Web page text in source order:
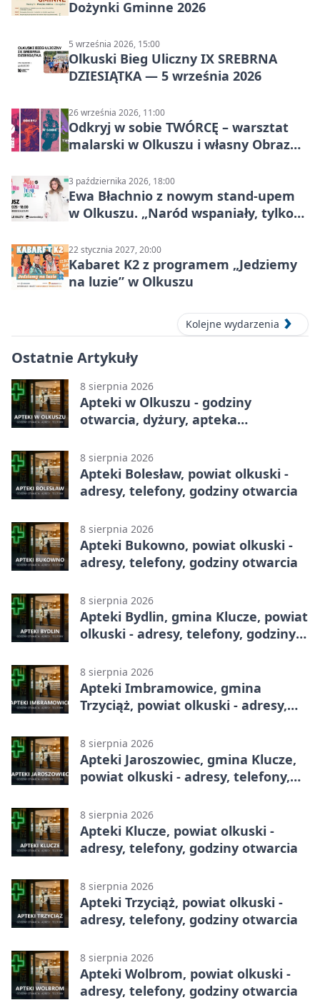
Dożynki Gminne 2026
5 września 2026, 15:00
Olkuski Bieg Uliczny IX SREBRNA
DZIESIĄTKA — 5 września 2026
26 września 2026, 11:00
Odkryj w sobie TWÓRCĘ – warsztat
malarski w Olkuszu i własny Obraz
3 października 2026, 18:00
Ewa Błachnio z nowym stand-upem
w Olkuszu. „Naród wspaniały, tylko
22 stycznia 2027, 20:00
Kabaret K2 z programem „Jedziemy
na luzie” w Olkuszu
Kolejne wydarzenia
Ostatnie Artykuły
8 sierpnia 2026
Apteki w Olkuszu - godziny
otwarcia, dyżury, apteka
8 sierpnia 2026
Apteki Bolesław, powiat olkuski -
adresy, telefony, godziny otwarcia
8 sierpnia 2026
Apteki Bukowno, powiat olkuski -
adresy, telefony, godziny otwarcia
8 sierpnia 2026
Apteki Bydlin, gmina Klucze, powiat
olkuski - adresy, telefony, godziny
8 sierpnia 2026
Apteki Imbramowice, gmina
Trzyciąż, powiat olkuski - adresy,
8 sierpnia 2026
Apteki Jaroszowiec, gmina Klucze,
powiat olkuski - adresy, telefony,
8 sierpnia 2026
Apteki Klucze, powiat olkuski -
adresy, telefony, godziny otwarcia
8 sierpnia 2026
Apteki Trzyciąż, powiat olkuski -
adresy, telefony, godziny otwarcia
8 sierpnia 2026
Apteki Wolbrom, powiat olkuski -
adresy, telefony, godziny otwarcia